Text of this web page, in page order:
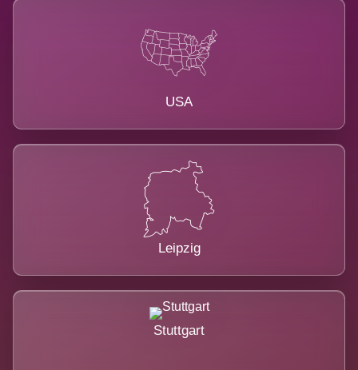
USA
Leipzig
Stuttgart